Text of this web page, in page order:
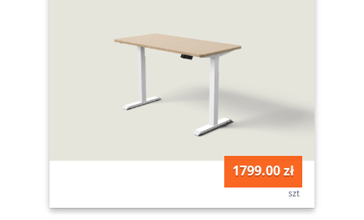
1799.00 zł
szt